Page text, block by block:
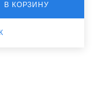
В КОРЗИНУ